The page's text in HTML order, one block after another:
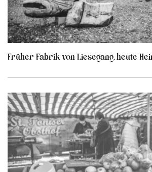
Früher Fabrik von Liesegang, heute